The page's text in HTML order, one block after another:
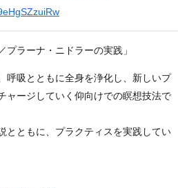
ラーナ・ニドラーの実践」
呼吸とともに全身を浄化し、新しいプ
ャージしていく仰向けでの瞑想技法で
とともに、プラクティスを実践してい